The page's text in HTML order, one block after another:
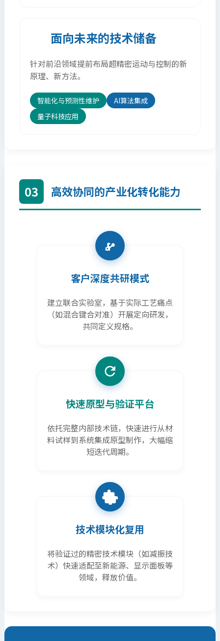
面向未来的技术储备
针对前沿领域提前布局超精密运动与控制的新
原理、新方法。
智能化与预测性维护
AI算法集成
量子科技应用
03 高效协同的产业化转化能力
客户深度共研模式
建立联合实验室，基于实际工艺痛点
（如混合键合对准）开展定向研发，
共同定义规格。
快速原型与验证平台
依托完整内部技术链，快速进行从材
料试样到系统集成原型制作，大幅缩
短迭代周期。
技术模块化复用
将验证过的精密技术模块（如减振技
术）快速适配至新能源、显示面板等
领域，释放价值。
网站地图